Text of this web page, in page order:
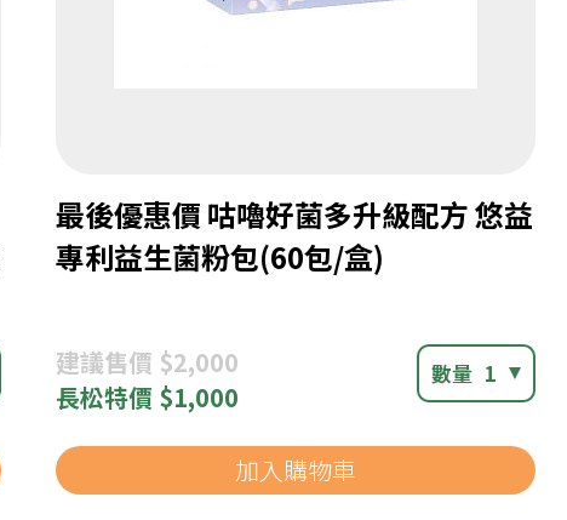
最後優惠價 咕嚕好菌多升級配方 悠益
專利益生菌粉包(60包/盒)
建議售價 $2,000
長松特價 $1,000
數量 1
加入購物車